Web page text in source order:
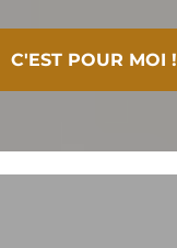
C'EST POUR MOI !